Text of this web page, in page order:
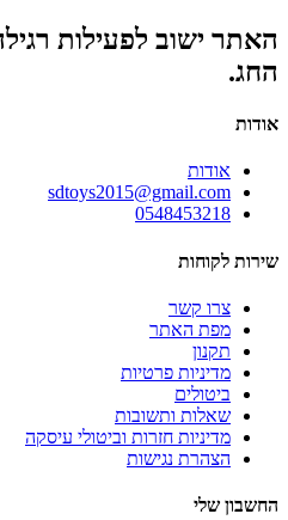
האתר ישוב לפעילות
החג.
אודות
אודות
sdtoys2015@gmail.com
0548453218
שירות לקוחות
צרו קשר
מפת האתר
תקנון
מדיניות פרטיות
ביטולים
שאלות ותשובות
מדיניות חזרות וביטולי עיסקה
הצהרת נגישות
החשבון שלי